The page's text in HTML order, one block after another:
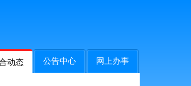
动态 公告中心 网上办事